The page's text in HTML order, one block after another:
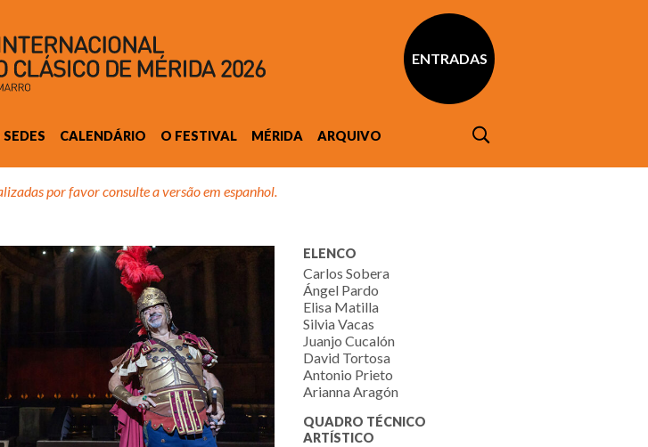
ENTRADAS
CALENDÁRIO O FESTIVAL MÉRIDA ARQUIVO
por favor consulte a versão em espanhol.
ELENCO
Carlos Sobera
Ángel Pardo
Elisa Matilla
Silvia Vacas
Juanjo Cucalón
David Tortosa
Antonio Prieto
Arianna Aragón
QUADRO TÉCNICO
ARTÍSTICO